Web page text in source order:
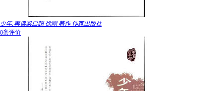
少年:再读梁启超 徐刚 著作 作家出版社
0条评价